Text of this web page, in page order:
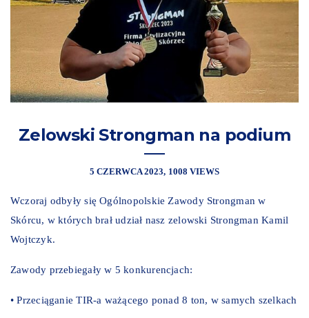
Zelowski Strongman na podium
5 CZERWCA 2023 1008 VIEWS
Wczoraj odbyły się Ogólnopolskie Zawody Strongman w
Skórcu, w których brał udział nasz zelowski Strongman Kamil
Wojtczyk.
Zawody przebiegały w 5 konkurencjach:
• Przeciąganie TIR-a ważącego ponad 8 ton, w samych szelkach